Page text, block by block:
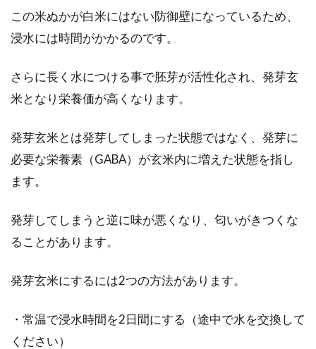
呼ばれる意味とそのルーツ
のことを”銀シャリ”と呼ぶのでしょうか？お寿
司屋さんで...
即席のインスタント味噌汁は健康や
一般的に、味噌などの発酵食品は身体にいいと
だけで簡単...
この米ぬかが白米にはない防御壁になっているため、
浸水には時間がかかるのです。
さらに長く水につける事で胚芽が活性化され、発芽玄
米となり栄養価が高くなります。
発芽玄米とは発芽してしまった状態ではなく、発芽に
必要な栄養素（GABA）が玄米内に増えた状態を指し
ます。
発芽してしまうと逆に味が悪くなり、匂いがきつくな
ることがあります。
発芽玄米にするには2つの方法があります。
・常温で浸水時間を2日間にする（途中で水を交換して
ください）